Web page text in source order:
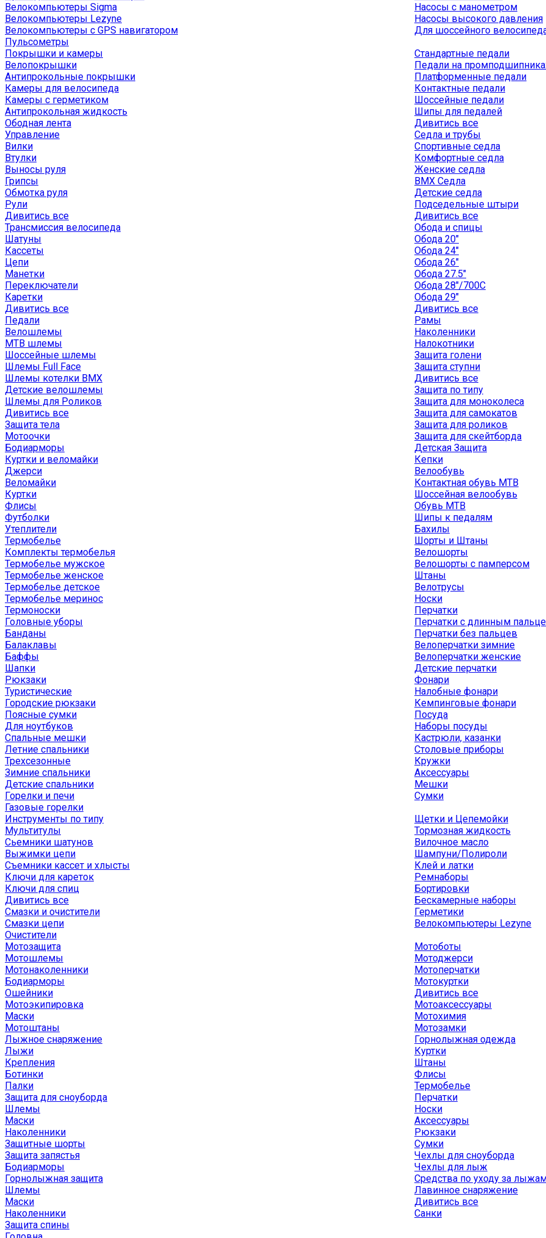
Велокомпьютеры Sigma
Велокомпьютеры Lezyne
Велокомпьютеры с GPS навигатором
Пульсометры
Насосы с манометром
Насосы высокого давления
Для шоссейного
Покрышки и камеры
Велопокрышки
Антипрокольные покрышки
Камеры для велосипеда
Камеры с герметиком
Антипрокольная жидкость
Ободная лента
Управление
Вилки
Втулки
Выносы руля
Грипсы
Обмотка руля
Рули
Дивитись все
Трансмиссия велосипеда
Шатуны
Кассеты
Цепи
Манетки
Переключатели
Каретки
Дивитись все
Педали
Стандартные педали
Педали на
Платформенные педали
Контактные педали
Шоссейные педали
Шипы для педалей
Дивитись все
Седла и трубы
Спортивные седла
Комфортные седла
Женские седла
BMX Седла
Детские седла
Подседельные штыри
Дивитись все
Обода и спицы
Обода 20"
Обода 24"
Обода 26"
Обода 27.5"
Обода 28"/700C
Обода 29"
Дивитись все
Рамы
Велошлемы
MTB шлемы
Шоссейные шлемы
Шлемы Full Face
Шлемы котелки BMX
Детские велошлемы
Шлемы для Роликов
Дивитись все
Защита тела
Мотоочки
Бодиарморы
Наколенники
Налокотники
Защита голени
Защита ступни
Дивитись все
Защита по типу
Защита для моноколеса
Защита для самокатов
Защита для роликов
Защита для скейтборда
Детская Защита
Куртки и веломайки
Джерси
Веломайки
Куртки
Флисы
Футболки
Утеплители
Термобелье
Комплекты термобелья
Термобелье мужское
Термобелье женское
Термобелье детское
Термобелье меринос
Термоноски
Головные уборы
Банданы
Балаклавы
Баффы
Шапки
Кепки
Велообувь
Контактная обувь MTB
Шоссейная велообувь
Обувь MTB
Шипы к педалям
Бахилы
Шорты и Штаны
Велошорты
Велошорты с памперсом
Штаны
Велотрусы
Носки
Перчатки
Перчатки с длинным
Перчатки без пальцев
Велоперчатки зимние
Велоперчатки женские
Детские перчатки
Рюкзаки
Туристические
Городские рюкзаки
Поясные сумки
Для ноутбуков
Спальные мешки
Летние спальники
Трехсезонные
Зимние спальники
Детские спальники
Горелки и печи
Газовые горелки
Фонари
Налобные фонари
Кемпинговые фонари
Посуда
Наборы посуды
Кастрюли, казанки
Столовые приборы
Кружки
Аксессуары
Мешки
Сумки
Инструменты по типу
Мультитулы
Сьемники шатунов
Выжимки цепи
Съемники кассет и хлысты
Ключи для кареток
Ключи для спиц
Дивитись все
Смазки и очистители
Смазки цепи
Очистители
Щетки и Цепемойки
Тормозная жидкость
Вилочное масло
Шампуни/Полироли
Клей и латки
Ремнаборы
Бортировки
Бескамерные наборы
Герметики
Велокомпьютеры Lezyne
Мотозащита
Мотошлемы
Мотонаколенники
Бодиарморы
Ошейники
Мотоэкипировка
Маски
Мотоштаны
Мотоботы
Мотоджерси
Мотоперчатки
Мотокуртки
Дивитись все
Мотоаксессуары
Мотохимия
Мотозамки
Лыжное снаряжение
Лыжи
Крепления
Ботинки
Палки
Защита для сноуборда
Шлемы
Маски
Наколенники
Защитные шорты
Защита запястья
Бодиарморы
Горнолыжная защита
Шлемы
Маски
Наколенники
Защита спины
Горнолыжная одежда
Куртки
Штаны
Флисы
Термобелье
Перчатки
Носки
Аксессуары
Рюкзаки
Сумки
Чехлы для сноуборда
Чехлы для лыж
Средства по уходу за
Лавинное снаряжение
Дивитись все
Санки